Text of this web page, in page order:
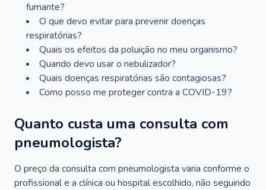
fumante?
O que devo evitar para prevenir doenças
respiratórias?
Quais os efeitos da poluição no meu organismo?
Quando devo usar o nebulizador?
Quais doenças respiratórias são contagiosas?
Como posso me proteger contra a COVID-19?
Quanto custa uma consulta com
pneumologista?
O preço da consulta com pneumologista varia conforme o
profissional e a clínica ou hospital escolhido, não seguindo